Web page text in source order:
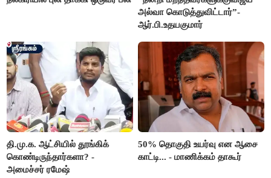
அல்வா கொடுத்துவிட்டார்”-
ஆர்.பி.உதயகுமார்
தி.மு.க. ஆட்சியில் தூங்கிக்
கொண்டிருந்தார்களா? -
அமைச்சர் ரமேஷ்
50% தொகுதி உயர்வு என ஆசை
காட்டி... - மாணிக்கம் தாகூர்